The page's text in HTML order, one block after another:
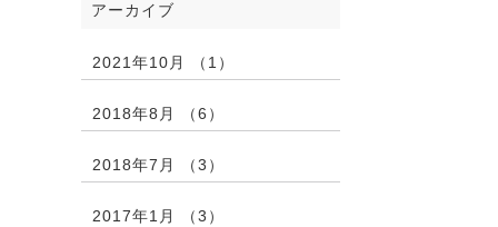
アーカイブ
2021年10月 （1）
2018年8月 （6）
2018年7月 （3）
2017年1月 （3）